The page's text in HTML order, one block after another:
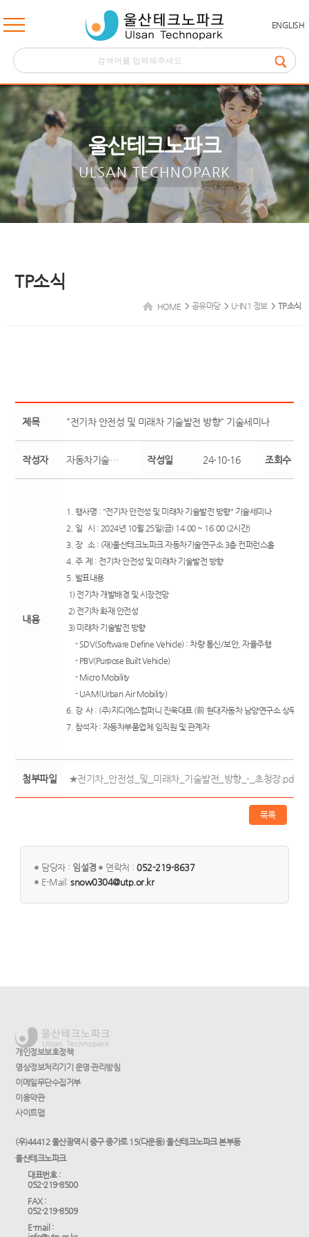
ENGLISH
울산테크노파크
ULSAN TECHNOPARK
TP소식
HOME 공유마당 U-IN1 정보 TP소식
제목 "전기차 안전성 및 미래차 기술발전 방향" 기술세미나
작성자 자동차기술… 작성일 24-10-16 조회수
내용
1. 행사명 : "전기차 안전성 및 미래차 기술발전 방향" 기술세미나
2. 일 시 : 2024년 10월 25일(금) 14:00 ~ 16:00 (2시간)
3. 장 소 : (재)울산테크노파크 자동차기술연구소 3층 컨퍼런스홀
4. 주 제 : 전기차 안전성 및 미래차 기술발전 방향
5. 발표내용
1) 전기차 개발배경 및 시장전망
2) 전기차 화재 안전성
3) 미래차 기술발전 방향
- SDV(Software Define Vehicle) : 차량 통신/보안, 자율주행
- PBV(Purpose Built Vehicle)
- Micro Mobility
- UAM(Urban Air Mobility)
6. 강 사 : (주)지디에스컴퍼니 진욱대표 (前 현대자동차 남양연구소 상무)
7. 참석자 : 자동차부품업체 임직원 및 관계자
첨부파일 ★전기차_안전성_및_미래차_기술발전_방향_-_초청장.pdf
목록
담당자 : 임설경 연락처 :052-219-8637
E-Mail:snow0304@utp.or.kr
개인정보보호정책
영상정보처리기기 운영·관리방침
이메일무단수집거부
이용약관
사이트맵
(우)44412 울산광역시 중구 종가로 15(다운동) 울산테크노파크 본부동
울산테크노파크
대표번호 :
052-219-8500
FAX :
052-219-8509
E-mail :